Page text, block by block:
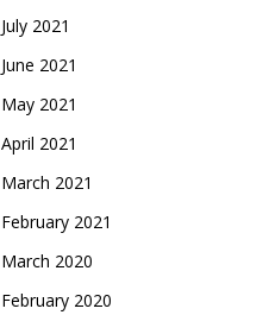
July 2021
June 2021
May 2021
April 2021
March 2021
February 2021
March 2020
February 2020